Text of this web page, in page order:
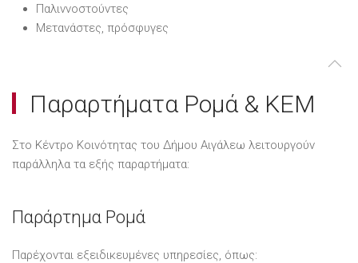
Παλιννοστούντες
Μετανάστες, πρόσφυγες
Παραρτήματα Ρομά & ΚΕΜ
Στο Κέντρο Κοινότητας του Δήμου Αιγάλεω λειτουργούν
παράλληλα τα εξής παραρτήματα:
Παράρτημα Ρομά
Παρέχονται εξειδικευμένες υπηρεσίες, όπως: